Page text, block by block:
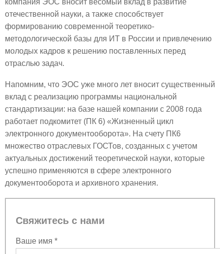
компания ЭОС вносит весомый вклад в развитие
отечественной науки, а также способствует
формированию современной теоретико-
методологической базы для ИТ в России и привлечению
молодых кадров к решению поставленных перед
отраслью задач.
Напомним, что ЭОС уже много лет вносит существенный
вклад с реализацию программы национальной
стандартизации: на базе нашей компании с 2008 года
работает подкомитет (ПК 6) «Жизненный цикл
электронного документооборота». На счету ПК6
множество отраслевых ГОСТов, созданных с учетом
актуальных достижений теоретической науки, которые
успешно применяются в сфере электронного
документооборота и архивного хранения.
Свяжитесь с нами
Ваше имя *